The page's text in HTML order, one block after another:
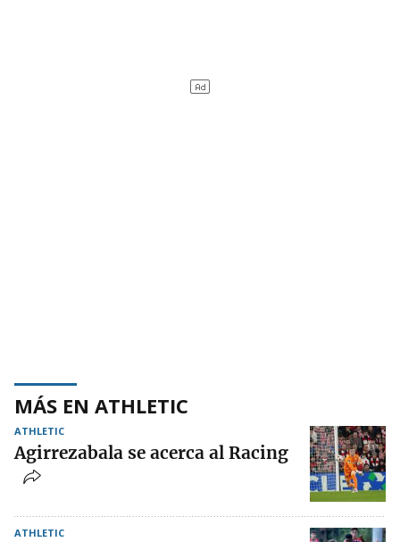
MÁS EN ATHLETIC
ATHLETIC
Agirrezabala se acerca al Racing
ATHLETIC